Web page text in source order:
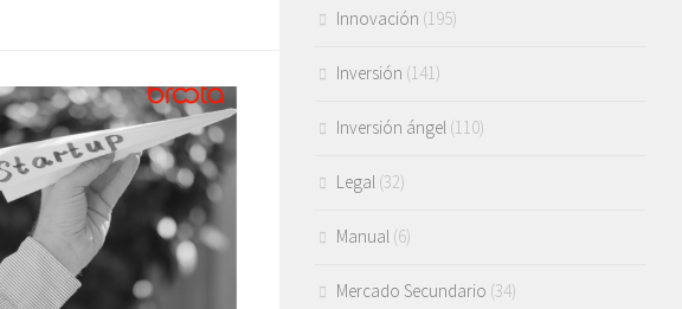
Innovación (195)
Inversión (141)
Inversión ángel (110)
Legal (32)
Manual (6)
Mercado Secundario (34)